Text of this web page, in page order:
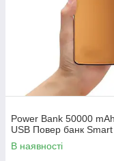
Power Bank 50000
USB Повер банк Smart
В наявності